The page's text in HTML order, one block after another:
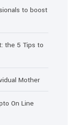
to boost
the 5 Tips to
Mother
On Line